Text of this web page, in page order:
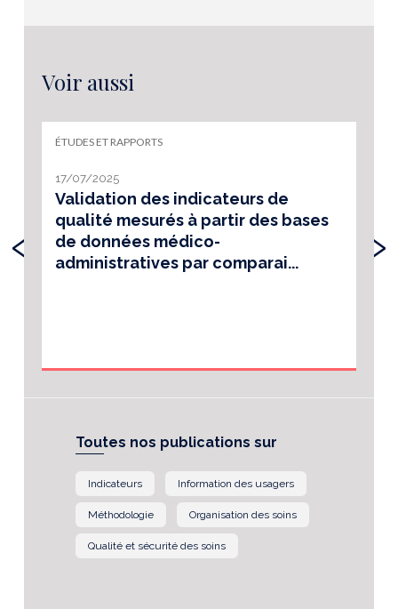
Voir aussi
ÉTUDES ET RAPPORTS
17/07/2025
Validation des indicateurs de
qualité mesurés à partir des bases
de données médico-
administratives par comparai...
‹ ›
Toutes nos publications sur
Indicateurs Information des usagers
Méthodologie Organisation des soins
Qualité et sécurité des soins